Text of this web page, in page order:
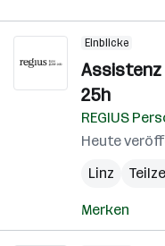
Einblicke
Assistenz
25h
REGIUS
Heute
Linz
Merken